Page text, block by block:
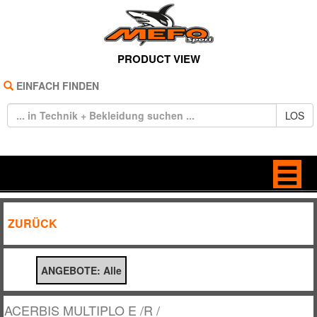
PRODUCT VIEW
EINFACH FINDEN
LOS
HOME
REIFEN
TECHNIK
BEKLEIDUNG
ANTRIEB
BELEUCHTUNG
BREMSE / KUPPLUNG
DEKORE / STICKER
ZURÜCK
ANGEBOTE: Alle
ACERBIS MULTIPLO E /R /